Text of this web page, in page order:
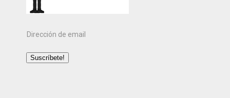
Dirección
email
Suscríbete!